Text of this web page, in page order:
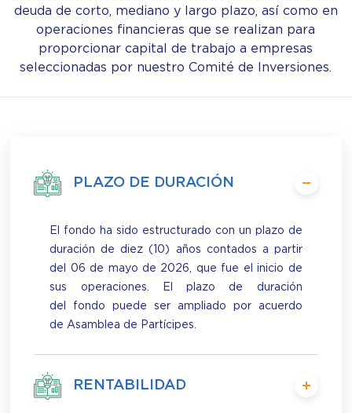
deuda de corto, mediano y largo plazo, así como en
operaciones financieras que se realizan para
proporcionar capital de trabajo a empresas
seleccionadas por nuestro Comité de Inversiones.
PLAZO DE DURACIÓN
El fondo ha sido estructurado con un plazo de
duración de diez (10) años contados a partir
del 06 de mayo de 2026, que fue el inicio de
sus operaciones. El plazo de duración
del fondo puede ser ampliado por acuerdo
de Asamblea de Partícipes.
RENTABILIDAD